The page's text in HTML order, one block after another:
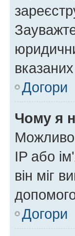
Догори
Чому я
Можливо
IP або
він міг
Догори